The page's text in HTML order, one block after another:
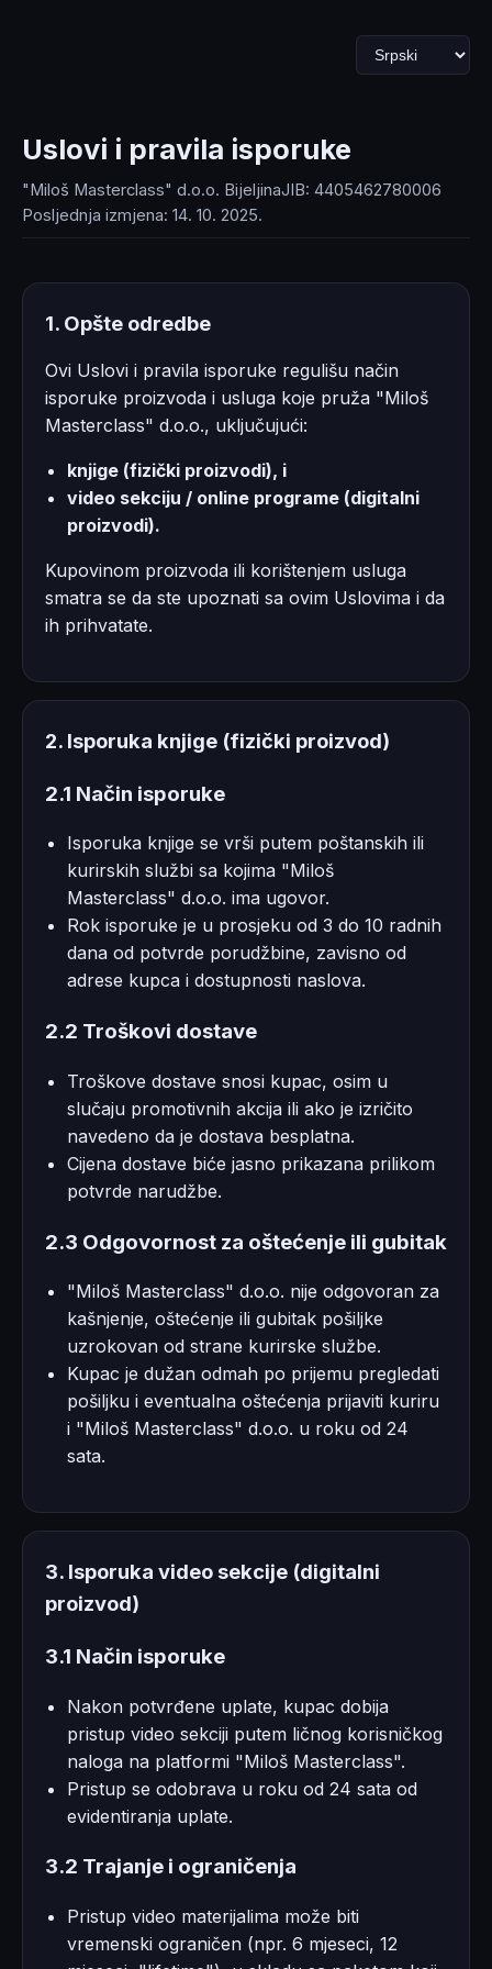
Uslovi i pravila isporuke
"Miloš Masterclass" d.o.o. BijeljinaJIB: 4405462780006
Posljednja izmjena: 14. 10. 2025.
1. Opšte odredbe
Ovi Uslovi i pravila isporuke regulišu način
isporuke proizvoda i usluga koje pruža "Miloš
Masterclass" d.o.o., uključujući:
knjige (fizički proizvodi), i
video sekciju / online programe (digitalni
proizvodi).
Kupovinom proizvoda ili korištenjem usluga
smatra se da ste upoznati sa ovim Uslovima i da
ih prihvatate.
2. Isporuka knjige (fizički proizvod)
2.1 Način isporuke
Isporuka knjige se vrši putem poštanskih ili
kurirskih službi sa kojima "Miloš
Masterclass" d.o.o. ima ugovor.
Rok isporuke je u prosjeku od 3 do 10 radnih
dana od potvrde porudžbine, zavisno od
adrese kupca i dostupnosti naslova.
2.2 Troškovi dostave
Troškove dostave snosi kupac, osim u
slučaju promotivnih akcija ili ako je izričito
navedeno da je dostava besplatna.
Cijena dostave biće jasno prikazana prilikom
potvrde narudžbe.
2.3 Odgovornost za oštećenje ili gubitak
"Miloš Masterclass" d.o.o. nije odgovoran za
kašnjenje, oštećenje ili gubitak pošiljke
uzrokovan od strane kurirske službe.
Kupac je dužan odmah po prijemu pregledati
pošiljku i eventualna oštećenja prijaviti kuriru
i "Miloš Masterclass" d.o.o. u roku od 24
sata.
3. Isporuka video sekcije (digitalni
proizvod)
3.1 Način isporuke
Nakon potvrđene uplate, kupac dobija
pristup video sekciji putem ličnog korisničkog
naloga na platformi "Miloš Masterclass".
Pristup se odobrava u roku od 24 sata od
evidentiranja uplate.
3.2 Trajanje i ograničenja
Pristup video materijalima može biti
vremenski ograničen (npr. 6 mjeseci, 12